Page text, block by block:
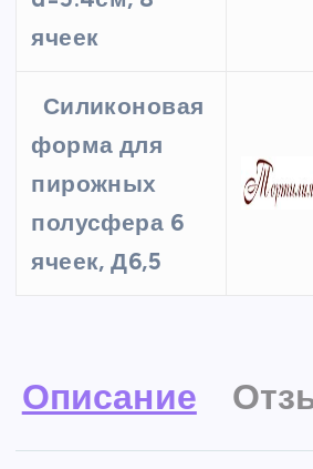
ячеек
Силиконовая
форма для
пирожных
полусфера 6
ячеек, Д6,5
Описание